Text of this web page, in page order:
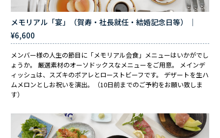
メモリアル「宴」（賀寿・社長就任・結婚記念日等） ｜
¥6,600
メンバー様の人生の節目に「メモリアル会食」メニューはいかがでし
ょうか。 厳選素材のオーソドックスなメニューをご用意。 メインデ
ィッシュは、スズキのポアレとローストビーフです。 デザートを生ハ
ムメロンとしお祝いを演出。（10日前までのご予約をお願い致しま
す）